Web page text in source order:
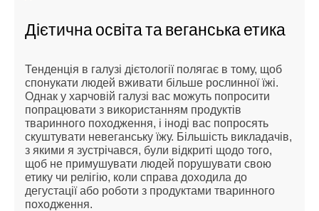
Дієтична освіта та веганська етика
Тенденція в галузі дієтології полягає в тому, щоб
спонукати людей вживати більше рослинної їжі.
Однак у харчовій галузі вас можуть попросити
попрацювати з використанням продуктів
тваринного походження, і іноді вас попросять
скуштувати невеганську їжу. Більшість викладачів,
з якими я зустрічався, були відкриті щодо того,
щоб не примушувати людей порушувати свою
етику чи релігію, коли справа доходила до
дегустації або роботи з продуктами тваринного
походження.